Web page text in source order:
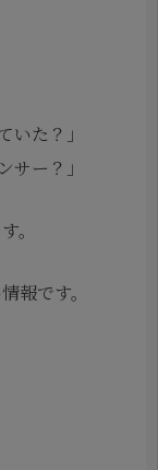
いた？」
サー？」
。
報です。